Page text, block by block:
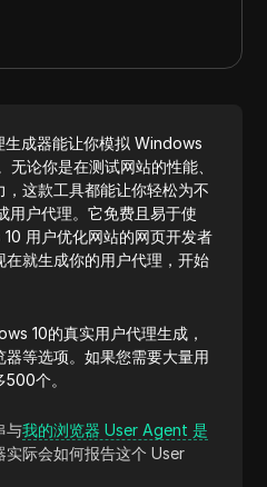
成器能让你模拟 Windows
无论你是在测试网站的性能、
这款工具都能让你轻松为不
用户代理。它免费且易于使
用户优化网站的网页开发者
就生成你的用户代理，开始
10的真实用户代理生成，
等选项。如果您需要大量用
个。
与我的浏览器 User Agent 是
实际会如何报告这个 User